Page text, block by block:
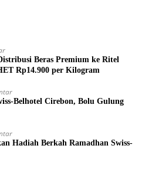
Beras Premium ke Ritel
Rp14.900 per Kilogram
Belhotel Cirebon, Bolu Gulung
Hadiah Berkah Ramadhan Swiss-